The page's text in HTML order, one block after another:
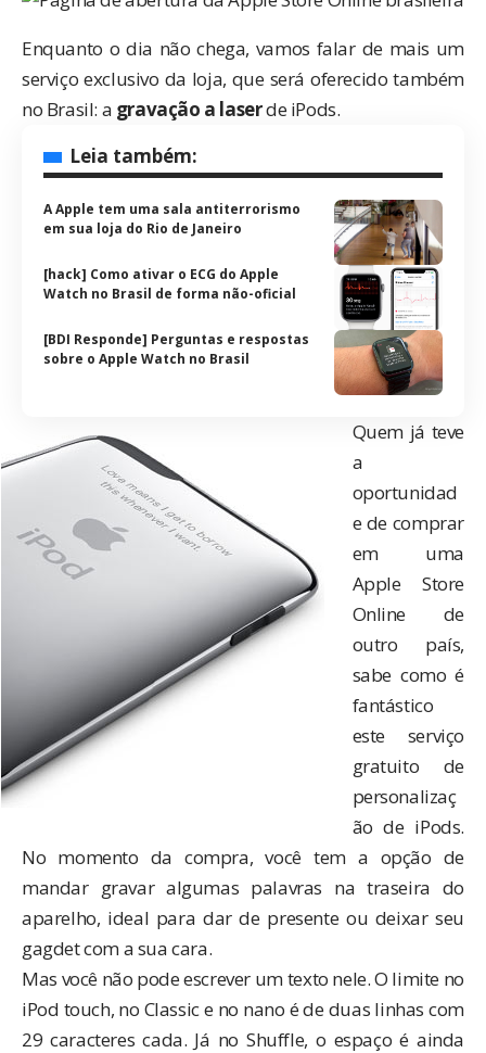
Enquanto o dia não chega, vamos falar de mais um
serviço exclusivo da loja, que será oferecido também
no Brasil: a gravação a laserde iPods.
Leia também:
A Apple tem uma sala antiterrorismo
em sua loja do Rio de Janeiro
[hack] Como ativar o ECG do Apple
Watch no Brasil de forma não-oficial
[BDI Responde] Perguntas e respostas
sobre o Apple Watch no Brasil
Quem já teve
a
oportunidad
e de comprar
em uma
Apple Store
Online de
outro país,
sabe como é
fantástico
este serviço
gratuito de
personalizaç
ão de iPods.
No momento da compra, você tem a opção de
mandar gravar algumas palavras na traseira do
aparelho, ideal para dar de presente ou deixar seu
gagdet com a sua cara.
Mas você não pode escrever um texto nele. O limite no
iPod touch, no Classic e no nano é de duas linhas com
29 caracteres cada. Já no Shuffle, o espaço é ainda